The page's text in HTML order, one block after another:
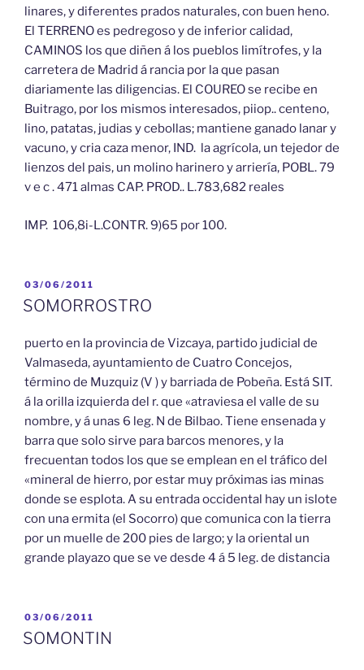
linares, y diferentes prados naturales, con buen heno.
El TERRENO es pedregoso y de inferior calidad,
CAMINOS los que diñen á los pueblos limítrofes, y la
carretera de Madrid á rancia por la que pasan
diariamente las diligencias. El COUREO se recibe en
Buitrago, por los mismos interesados, piiop.. centeno,
lino, patatas, judias y cebollas; mantiene ganado lanar y
vacuno, y cria caza menor, IND. la agrícola, un tejedor de
lienzos del pais, un molino harinero y arriería, POBL. 79
v e c . 471 almas CAP. PROD.. L.783,682 reales
IMP. 106,8i-L.CONTR. 9)65 por 100.
PUBLICADO
EL
03/06/2011
SOMORROSTRO
puerto en la provincia de Vizcaya, partido judicial de
Valmaseda, ayuntamiento de Cuatro Concejos,
término de Muzquiz (V ) y barriada de Pobeña. Está SIT.
á la orilla izquierda del r. que «atraviesa el valle de su
nombre, y á unas 6 leg. N de Bilbao. Tiene ensenada y
barra que solo sirve para barcos menores, y la
frecuentan todos los que se emplean en el tráfico del
«mineral de hierro, por estar muy próximas ias minas
donde se esplota. A su entrada occidental hay un islote
con una ermita (el Socorro) que comunica con la tierra
por un muelle de 200 pies de largo; y la oriental un
grande playazo que se ve desde 4 á 5 leg. de distancia
PUBLICADO
EL
03/06/2011
SOMONTIN